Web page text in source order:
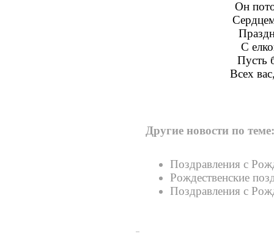
Он
С
Пусть
Всех
Другие новости по теме:
Поздравления с
Рождественские
Поздравления с